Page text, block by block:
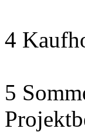
4
5